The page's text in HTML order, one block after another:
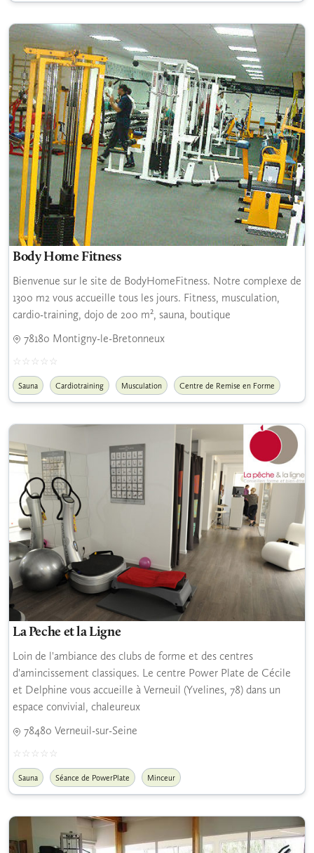
Body Home Fitness
Bienvenue sur le site de BodyHomeFitness. Notre complexe de
1300 m2 vous accueille tous les jours. Fitness, musculation,
cardio-training, dojo de 200 m², sauna, boutique
78180 Montigny-le-Bretonneux
Sauna Cardiotraining Musculation Centre de Remise en Forme
La Peche et la Ligne
Loin de l'ambiance des clubs de forme et des centres
d'amincissement classiques. Le centre Power Plate de Cécile
et Delphine vous accueille à Verneuil (Yvelines, 78) dans un
espace convivial, chaleureux
78480 Verneuil-sur-Seine
Sauna Séance de PowerPlate Minceur